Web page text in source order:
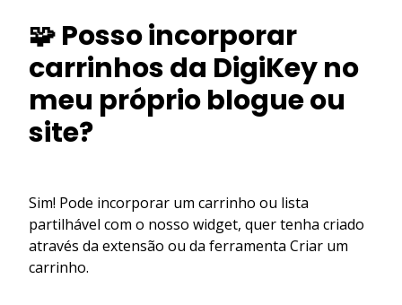
🧩 Posso incorporar
carrinhos da DigiKey no
meu próprio blogue ou
site?
Sim! Pode incorporar um carrinho ou lista
partilhável com o nosso widget, quer tenha criado
através da extensão ou da ferramenta Criar um
carrinho.